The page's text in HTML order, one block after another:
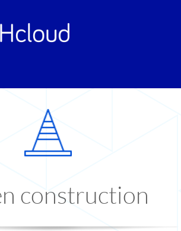
construction